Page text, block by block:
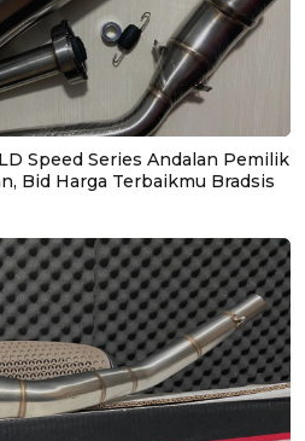
Speed Series Andalan Pemilik
Bid Harga Terbaikmu Bradsis